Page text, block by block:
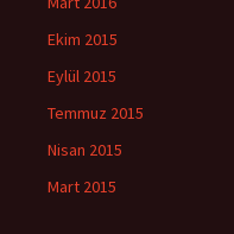
Ekim 2015
Eylül 2015
Temmuz 2015
Nisan 2015
Mart 2015